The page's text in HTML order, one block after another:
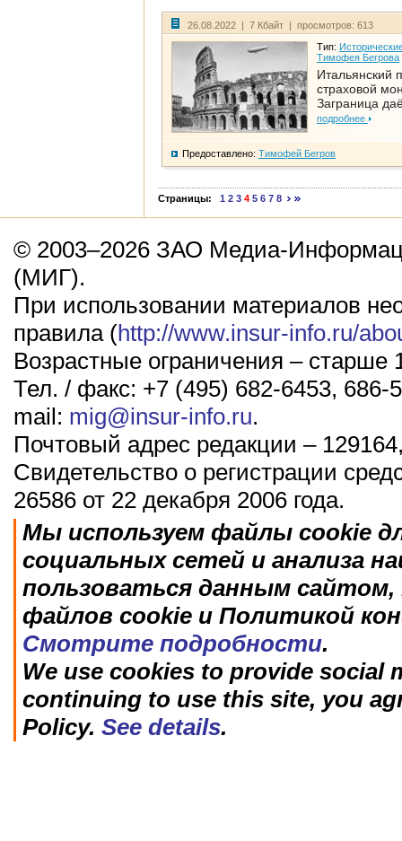
26.08.2022 | 7 Кбайт | просмотров: 613
Тип:
Тимофея Бегрова
Итальянский
страховой
Заграница
подробнее
Предоставлено: Тимофей Бегров
Страницы: 1 2 3 4 5 6 7 8
© 2003–2026 ЗАО Медиа-
(МИГ).
При использовании материалов
правила (http://www.insur-info.ru/
Возрастные ограничения – старше
Тел. / факс: +7 (495) 682-6453, 686-
mail: mig@insur-info.ru.
Почтовый адрес редакции –
Свидетельство о регистрации
26586 от 22 декабря 2006 года.
Мы используем файлы cookie
социальных сетей и анализа
пользоваться данным
файлов cookie и Политикой
Смотрите подробности.
We use cookies to provide social
continuing to use this site, you
Policy. See details.